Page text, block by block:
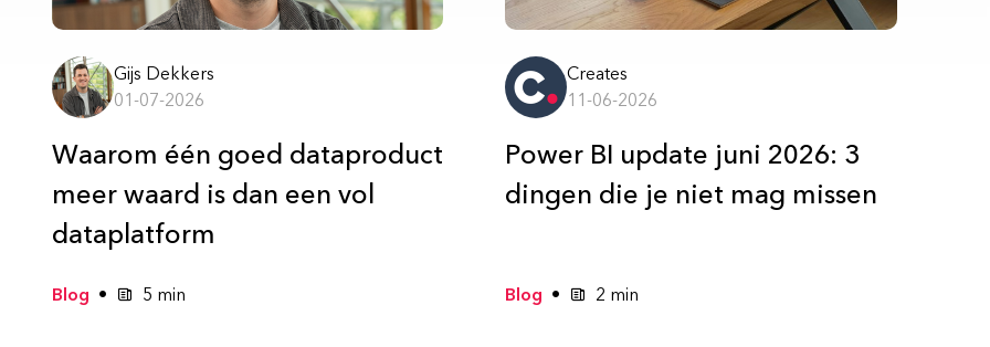
Gijs Dekkers
01-07-2026
Waarom één goed dataproduct
meer waard is dan een vol
dataplatform
Blog 5 min
Creates
11-06-2026
Power BI update juni 2026: 3
dingen die je niet mag missen
Blog 2 min